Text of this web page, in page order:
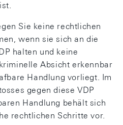
Sie keine rechtlichen
wenn sie sich an die
halten und keine
Absicht erkennbar
Handlung vorliegt. Im
gegen diese VDP
Handlung behält sich
rechtlichen Schritte vor.